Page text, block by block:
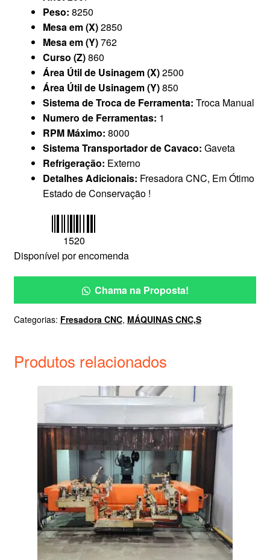
Peso: 8250
Mesa em (X)2850
Mesa em (Y)762
Curso (Z)860
Área Útil de Usinagem (X)2500
Área Útil de Usinagem (Y)850
Sistema de Troca de Ferramenta: Troca Manual
Numero de Ferramentas: 1
RPM Máximo: 8000
Sistema Transportador de Cavaco: Gaveta
Refrigeração: Externo
Detalhes Adicionais: Fresadora CNC, Em Ótimo
Estado de Conservação !
1520
Disponível por encomenda
Chama na Proposta!
Categorias: Fresadora CNC, MÁQUINAS CNC,S
Produtos relacionados